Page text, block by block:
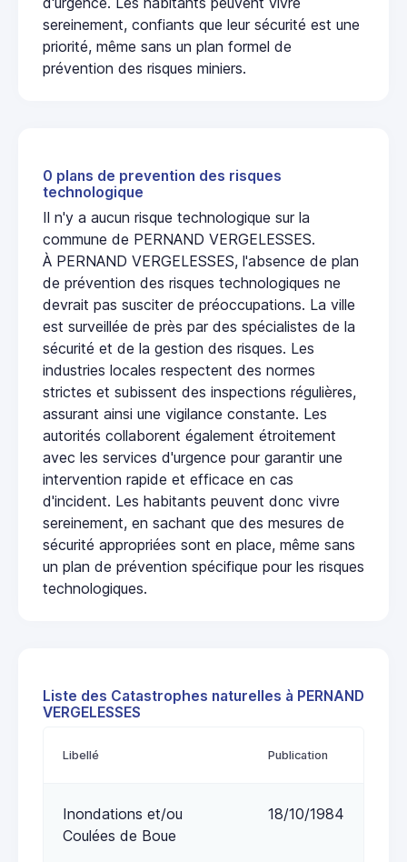
sereinement, confiants que leur sécurité est une
priorité, même sans un plan formel de
prévention des risques miniers.
0 plans de prevention des risques
technologique
Il n'y a aucun risque technologique sur la
commune de PERNAND VERGELESSES.
À PERNAND VERGELESSES, l'absence de plan
de prévention des risques technologiques ne
devrait pas susciter de préoccupations. La ville
est surveillée de près par des spécialistes de la
sécurité et de la gestion des risques. Les
industries locales respectent des normes
strictes et subissent des inspections régulières,
assurant ainsi une vigilance constante. Les
autorités collaborent également étroitement
avec les services d'urgence pour garantir une
intervention rapide et efficace en cas
d'incident. Les habitants peuvent donc vivre
sereinement, en sachant que des mesures de
sécurité appropriées sont en place, même sans
un plan de prévention spécifique pour les risques
technologiques.
Liste des Catastrophes naturelles à PERNAND
VERGELESSES
Libellé Publication
Inondations et/ou
Coulées de Boue
18/10/1984